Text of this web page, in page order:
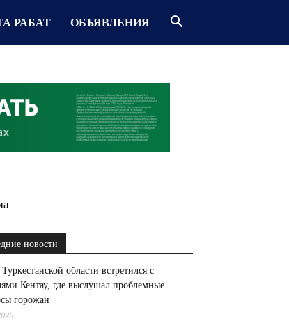
РАБАТ ОБЪЯВЛЕНИЯ
новости
области встретился с
Кентау, где выслушал проблемные
горожан